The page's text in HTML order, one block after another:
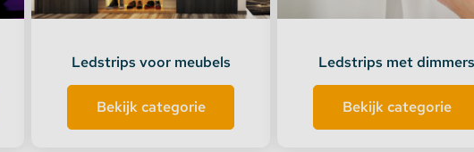
Ledstrips voor meubels
Bekijk categorie
Ledstrips met dimmers
Bekijk categorie